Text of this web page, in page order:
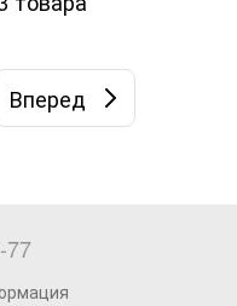
Вперед
77